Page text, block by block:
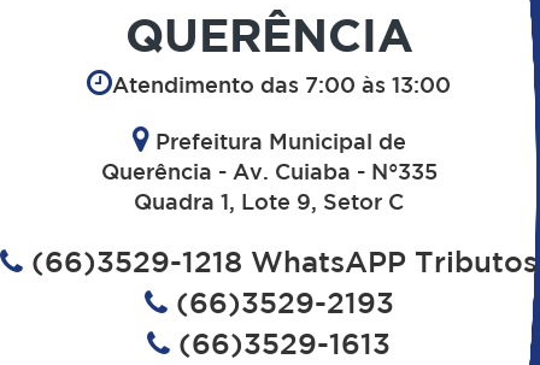
QUERÊNCIA
Atendimento das 7:00 às 13:00
Prefeitura Municipal de
Querência - Av. Cuiaba - N°335
Quadra 1, Lote 9, Setor C
(66)3529-1218 WhatsAPP Tributos
(66)3529-2193
(66)3529-1613